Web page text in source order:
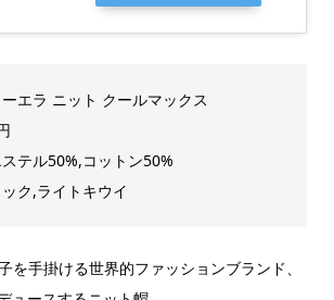
エラ ニット クールマックス
テル50%,コットン50%
ック,ライトキウイ
を手掛ける世界的ファッションブランド、